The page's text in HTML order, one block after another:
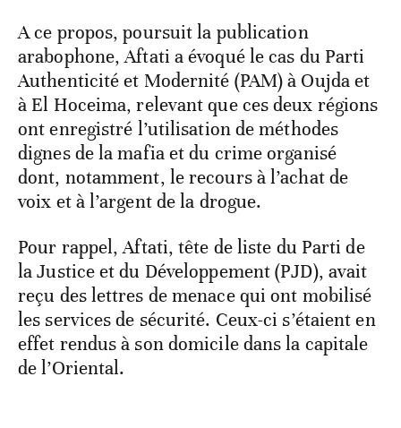
A ce propos, poursuit la publication
arabophone, Aftati a évoqué le cas du Parti
Authenticité et Modernité (PAM) à Oujda et
à El Hoceima, relevant que ces deux régions
ont enregistré l’utilisation de méthodes
dignes de la mafia et du crime organisé
dont, notamment, le recours à l’achat de
voix et à l’argent de la drogue.
Pour rappel, Aftati, tête de liste du Parti de
la Justice et du Développement (PJD), avait
reçu des lettres de menace qui ont mobilisé
les services de sécurité. Ceux-ci s’étaient en
effet rendus à son domicile dans la capitale
de l’Oriental.